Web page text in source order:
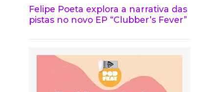
Felipe Poeta explora a narrativa das
pistas no novo EP “Clubber’s Fever”